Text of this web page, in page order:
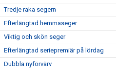
Tredje raka segern
Efterlängtad hemmaseger
Viktig och skön seger
Efterlängtad seriepremiär på lördag
Dubbla nyförvärv